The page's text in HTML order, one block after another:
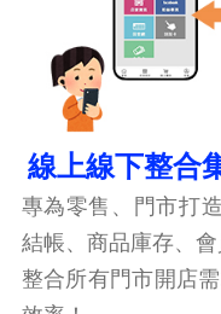
線上線下整合
專為零售、門市打
結帳、商品庫存、
整合所有門市開店